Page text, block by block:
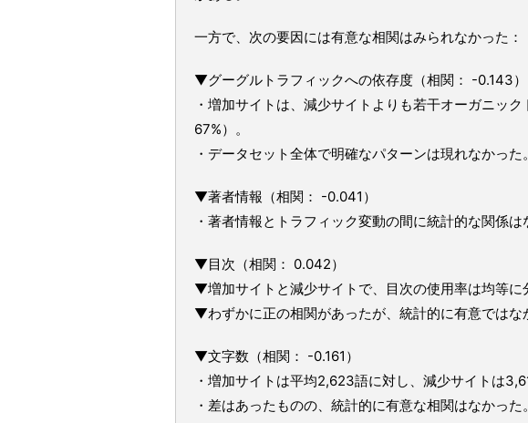
一方で、次の要因には有意な相関はみられなかった：
▼グーグルトラフィックへの依存度（相関： -0.143）
・増加サイトは、減少サイトよりも若干オーガニッ
67%）。
・データセット全体で明確なパターンは現れなかった。
▼著者情報（相関： -0.041）
・著者情報とトラフィック変動の間に統計的な関係は
▼目次（相関： 0.042）
▼増加サイトと減少サイトで、目次の使用率は均等に
▼わずかに正の相関があったが、統計的に有意ではな
▼文字数（相関： -0.161）
・増加サイトは平均2,623語に対し、減少サイトは
・差はあったものの、統計的に有意な相関はなかった。